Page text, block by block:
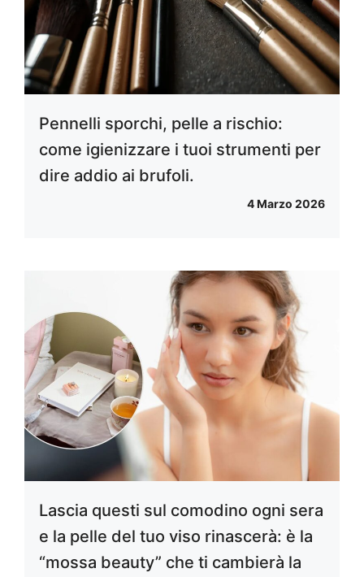
Pennelli sporchi, pelle a rischio:
come igienizzare i tuoi strumenti per
dire addio ai brufoli.
4 Marzo 2026
Lascia questi sul comodino ogni sera
e la pelle del tuo viso rinascerà: è la
“mossa beauty” che ti cambierà la